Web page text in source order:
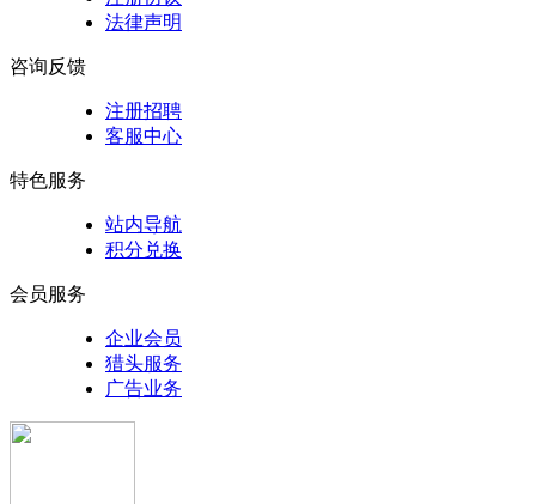
法律声明
咨询反馈
注册招聘
客服中心
特色服务
站内导航
积分兑换
会员服务
企业会员
猎头服务
广告业务